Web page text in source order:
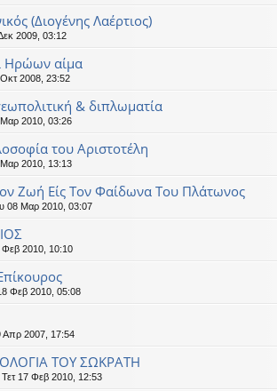
(Διογένης Λαέρτιος)
2009, 03:12
Ηρώων αίμα
2008, 23:52
& διπλωματία
Μαρ 2010, 03:26
του Αριστοτέλη
Μαρ 2010, 13:13
Ζωή Είς Τον Φαίδωνα Του Πλάτωνος
08 Μαρ 2010, 03:07
Φεβ 2010, 10:10
Φεβ 2010, 05:08
Απρ 2007, 17:54
ΤΟΥ ΣΩΚΡΑΤΗ
Τετ 17 Φεβ 2010, 12:53